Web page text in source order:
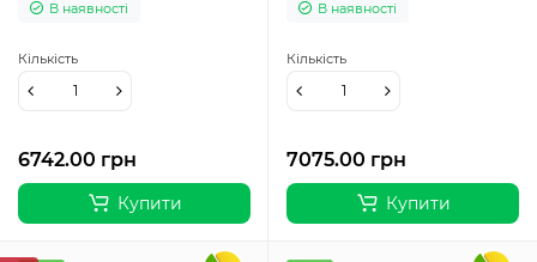
димером, рег. темп. кольору
В наявності
6742.00 грн
Кількість
Купити
димером, рег. темп. кольору
В наявності
7075.00 грн
Кількість
Купити